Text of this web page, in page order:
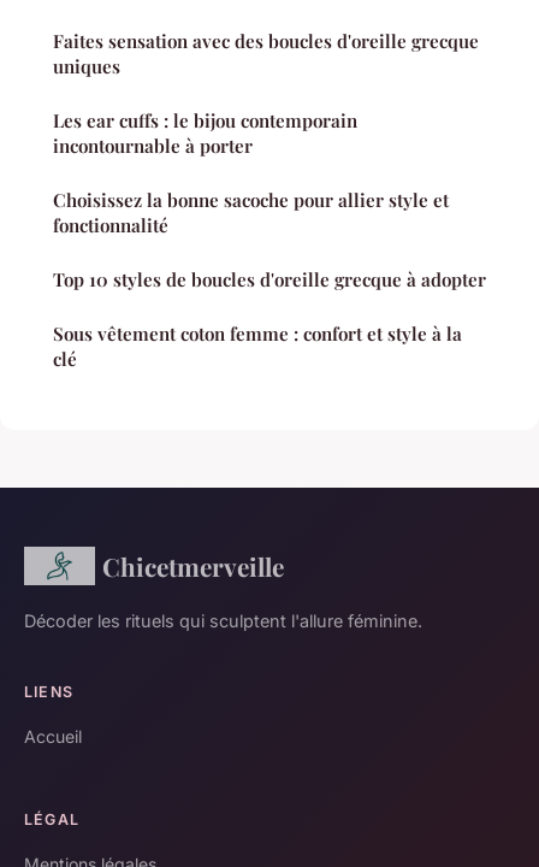
Faites sensation avec des boucles d'oreille grecque
uniques
Les ear cuffs : le bijou contemporain
incontournable à porter
Choisissez la bonne sacoche pour allier style et
fonctionnalité
Top 10 styles de boucles d'oreille grecque à adopter
Sous vêtement coton femme : confort et style à la
clé
Chicetmerveille
Décoder les rituels qui sculptent l'allure féminine.
LIENS
Accueil
LÉGAL